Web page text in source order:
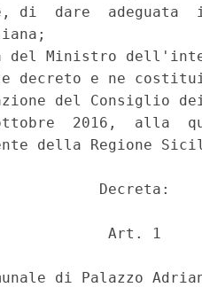
di  dare  adeguata
del Ministro
decreto e ne
del Consiglio
2016,  alla
della Regione
Decreta:
Art. 1